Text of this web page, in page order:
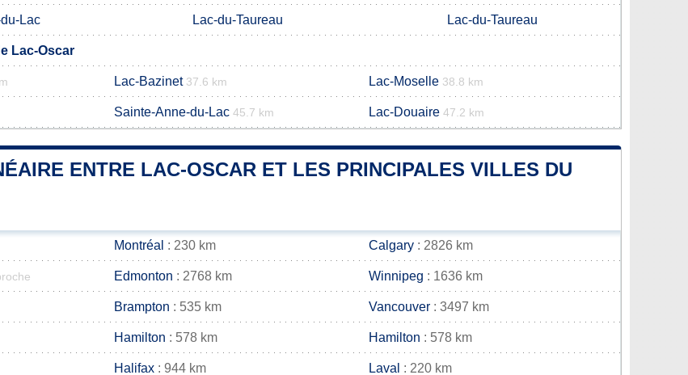
Lac Lac-du-Taureau Lac-du-Taureau
Lac-Oscar
Lac-Bazinet 37.6 km Lac-Moselle 38.8 km
Sainte-Anne-du-Lac 45.7 km Lac-Douaire 47.2 km
ENTRE LAC-OSCAR ET LES PRINCIPALES VILLES DU
Montréal : 230 km Calgary : 2826 km
Edmonton : 2768 km Winnipeg : 1636 km
Brampton : 535 km Vancouver : 3497 km
Hamilton : 578 km Hamilton : 578 km
Halifax : 944 km Laval : 220 km